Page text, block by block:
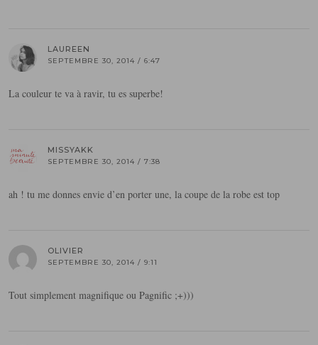
LAUREEN
SEPTEMBRE 30, 2014 / 6:47
La couleur te va à ravir, tu es superbe!
MISSYAKK
SEPTEMBRE 30, 2014 / 7:38
ah ! tu me donnes envie d’en porter une, la coupe de la robe est top
OLIVIER
SEPTEMBRE 30, 2014 / 9:11
Tout simplement magnifique ou Pagnific ;+)))